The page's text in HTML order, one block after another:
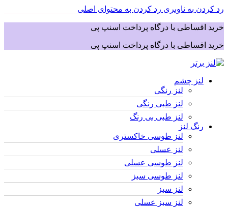
رد کردن به ناوبری رد کردن به محتوای اصلی
خرید اقساطی با درگاه پرداخت اسنپ پی
خرید اقساطی با درگاه پرداخت اسنپ پی
لنز چشم
لنز رنگی
لنز طبی رنگی
لنز طبی بی رنگ
رنگ لنز
لنز طوسی خاکستری
لنز عسلی
لنز طوسی عسلی
لنز طوسی سبز
لنز سبز
لنز سبز عسلی